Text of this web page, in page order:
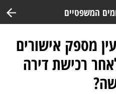
המשפטיים
מספק אישורים
רכישת דירה